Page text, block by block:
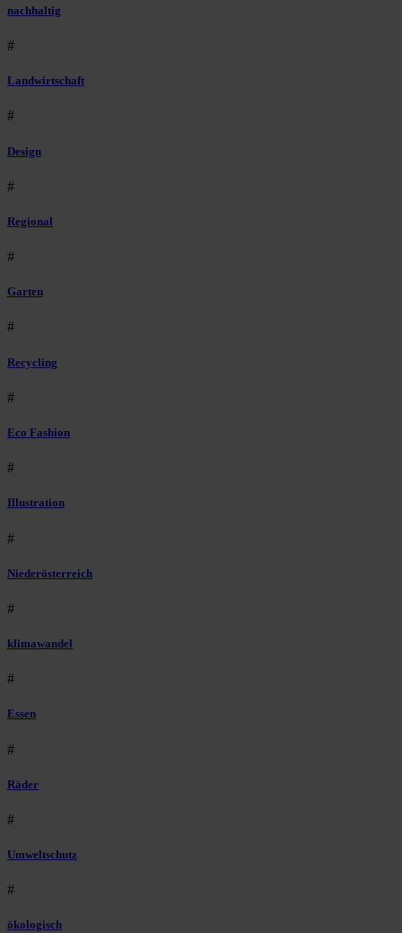
nachhaltig
#
Landwirtschaft
#
Design
#
Regional
#
Garten
#
Recycling
#
Eco Fashion
#
Illustration
#
Niederösterreich
#
klimawandel
#
Essen
#
Räder
#
Umweltschutz
#
ökologisch